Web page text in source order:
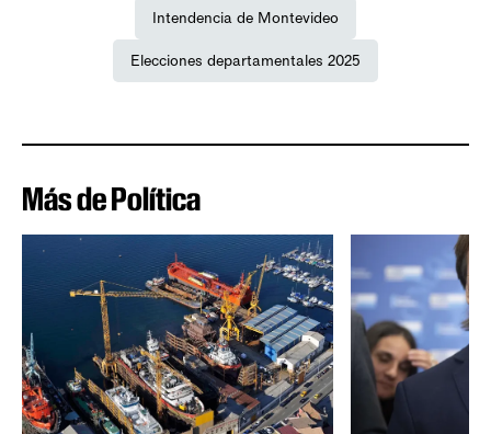
Intendencia de Montevideo
Elecciones departamentales 2025
Más de Política